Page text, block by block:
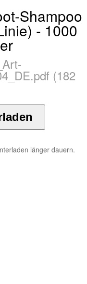
Shampoo
- 1000
(182
länger dauern.